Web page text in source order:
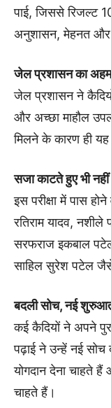
पाई, जिससे रिजल्ट
अनुशासन, मेहनत और
जेल प्रशासन का अहम
जेल प्रशासन ने
और अच्छा माहौल
मिलने के कारण ही यह
सजा काटते हुए भी नहीं
इस परीक्षा में पास
रतिराम यादव,
सरफराज इकबाल
साहिल सुरेश पटेल
बदली सोच, नई
कई कैदियों ने अपने
पढ़ाई ने उन्हें नई
योगदान देना चाहते
चाहते हैं।